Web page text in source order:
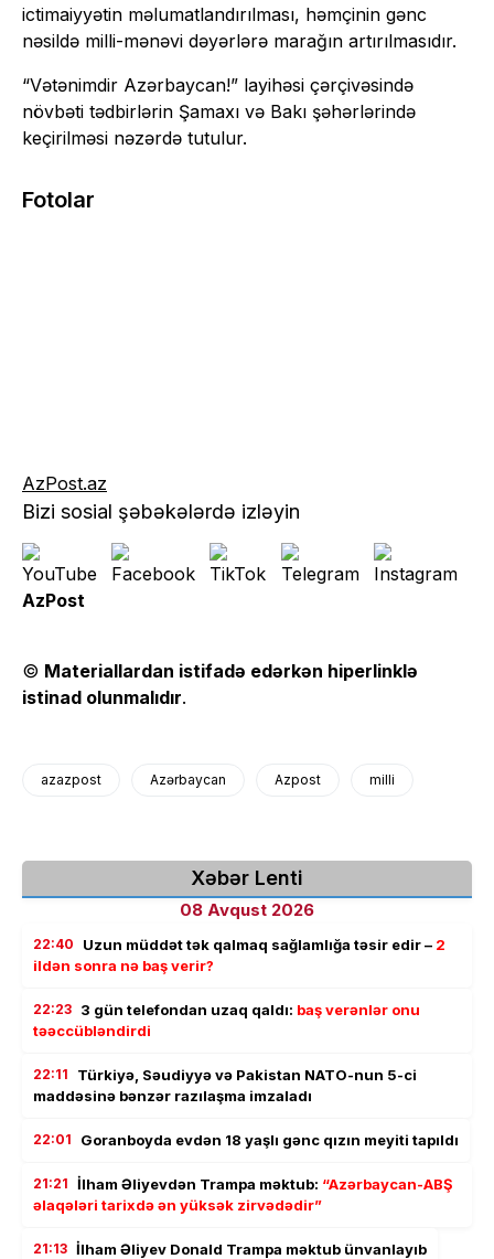
ictimaiyyətin məlumatlandırılması, həmçinin gənc
nəsildə milli-mənəvi dəyərlərə marağın artırılmasıdır.
“Vətənimdir Azərbaycan!” layihəsi çərçivəsində
növbəti tədbirlərin Şamaxı və Bakı şəhərlərində
keçirilməsi nəzərdə tutulur.
Fotolar
AzPost.az
Bizi sosial şəbəkələrdə izləyin
AzPost
© Materiallardan istifadə edərkən hiperlinklə
istinad olunmalıdır.
azazpost Azərbaycan Azpost milli
Xəbər Lenti
08 Avqust 2026
22:40 Uzun müddət tək qalmaq sağlamlığa təsir edir – 2
ildən sonra nə baş verir?
22:23 3 gün telefondan uzaq qaldı: baş verənlər onu
təəccübləndirdi
22:11
Türkiyə, Səudiyyə və Pakistan NATO-nun 5-ci
maddəsinə bənzər razılaşma imzaladı
22:01 Goranboyda evdən 18 yaşlı gənc qızın meyiti tapıldı
21:21 İlham Əliyevdən Trampa məktub: “Azərbaycan-ABŞ
əlaqələri tarixdə ən yüksək zirvədədir”
21:13 İlham Əliyev Donald Trampa məktub ünvanlayıb